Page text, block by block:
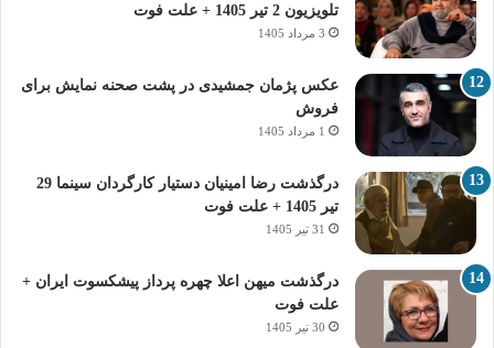
تلویزیون 2 تیر 1405 + علت فوت
3 مرداد 1405
عکس پژمان جمشیدی در پشت صحنه نمایش برای
فروش
1 مرداد 1405
درگذشت رضا امینیان دستیار کارگردان سینما 29
تیر 1405 + علت فوت
31 تیر 1405
درگذشت میهن اعلا چهره پرداز پیشکسوت ایران +
علت فوت
30 تیر 1405